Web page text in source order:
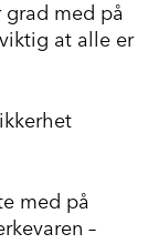
grad med på
at alle er
med på
–